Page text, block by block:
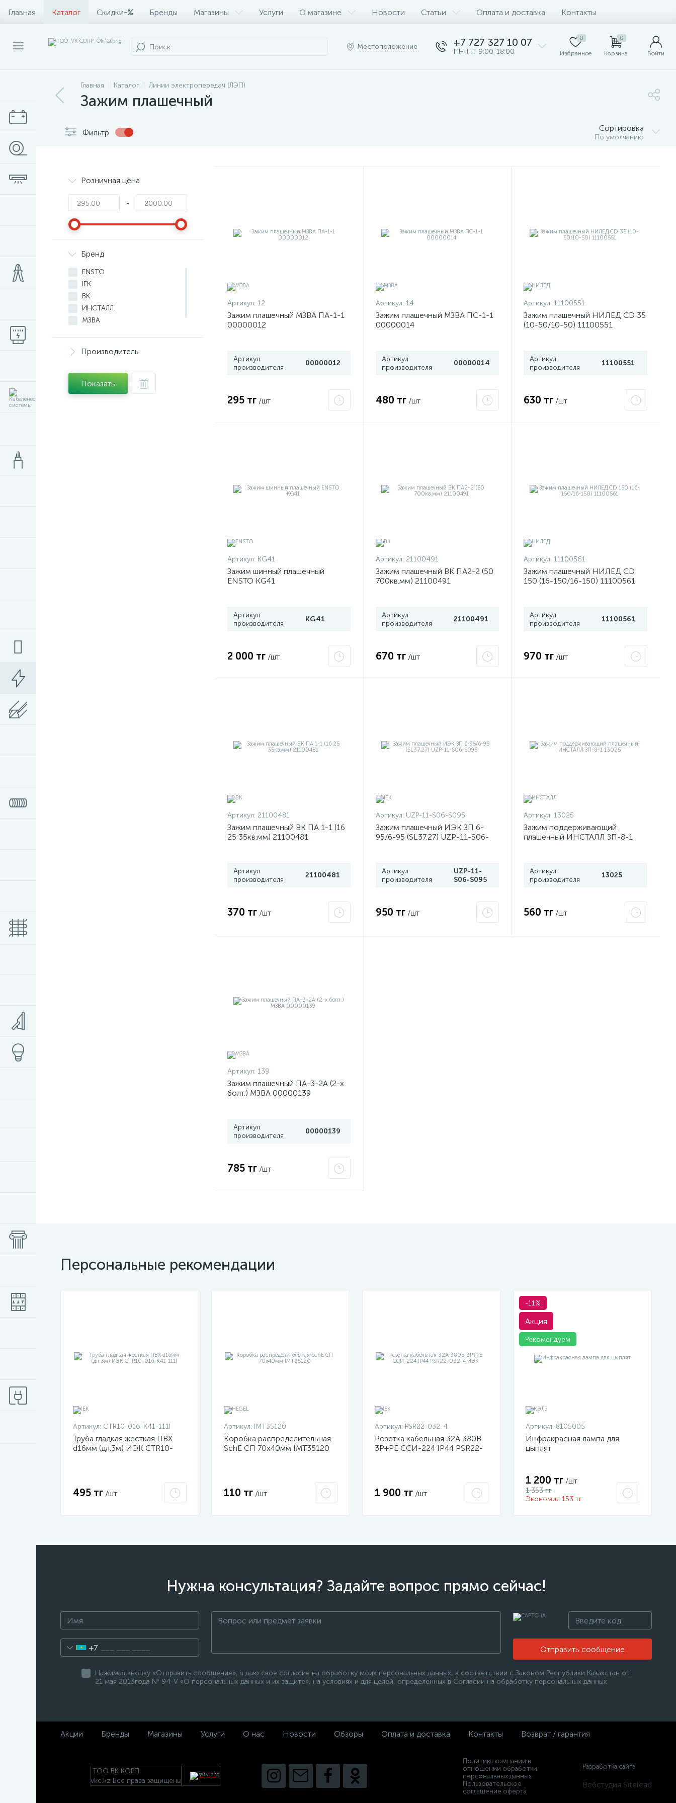
Главная Каталог Скидки-% Бренды Магазины Услуги О магазине Новости Статьи Оплата и доставка Контакты
Местоположение +7 727 327 10 07
ПН-ПТ 9:00-18:00
0
Избранное
0
Корзина Войти
Главная Каталог Линии электропередач (ЛЭП)
Зажим плашечный
Фильтр Сортировка
По умолчанию
Розничная цена
-
Бренд
ENSTO
IEK
ВК
ИНСТАЛЛ
МЗВА
Производитель
Показать
Артикул: 12
Зажим плашечный МЗВА ПА-1-1
00000012
Артикул
производителя
00000012
295 тг /шт
Артикул: 14
Зажим плашечный МЗВА ПС-1-1
00000014
Артикул
производителя
00000014
480 тг /шт
Артикул: 11100551
Зажим плашечный НИЛЕД CD 35
(10-50/10-50) 11100551
Артикул
производителя
11100551
630 тг /шт
Артикул: KG41
Зажим шинный плашечный
ENSTO KG41
Артикул
производителя
KG41
2 000 тг /шт
Артикул: 21100491
Зажим плашечный ВК ПА2-2 (50
700кв.мм) 21100491
Артикул
производителя
21100491
670 тг /шт
Артикул: 11100561
Зажим плашечный НИЛЕД CD
150 (16-150/16-150) 11100561
Артикул
производителя
11100561
970 тг /шт
Артикул: 21100481
Зажим плашечный ВК ПА 1-1 (16
25 35кв.мм) 21100481
Артикул
производителя
21100481
370 тг /шт
Артикул: UZP-11-S06-S095
Зажим плашечный ИЭК ЗП 6-
95/6-95 (SL37.27) UZP-11-S06-
Артикул
производителя
UZP-11-
S06-S095
950 тг /шт
Артикул: 13025
Зажим поддерживающий
плашечный ИНСТАЛЛ ЗП-8-1
Артикул
производителя
13025
560 тг /шт
Артикул: 139
Зажим плашечный ПА-3-2А (2-х
болт.) МЗВА 00000139
Артикул
производителя
00000139
785 тг /шт
Персональные рекомендации
Артикул: CTR10-016-K41-111I
Труба гладкая жесткая ПВХ
d16мм (дл.3м) ИЭК CTR10-
495 тг /шт
Артикул: IMT35120
Коробка распределительная
SchE СП 70х40мм IMT35120
110 тг /шт
Артикул: PSR22-032-4
Розетка кабельная 32А 380В
3P+PЕ ССИ-224 IP44 PSR22-
1 900 тг /шт
-11%
Акция
Рекомендуем
Артикул: 8105005
Инфракрасная лампа для
цыплят
1 200 тг /шт
1 353 тг
Экономия 153 тг
Нужна консультация? Задайте вопрос прямо сейчас!
+7 Отправить сообщение
Нажимая кнопку «Отправить сообщение», я даю свое согласие на обработку моих персональных данных, в соответствии с Законом Республики Казахстан от
21 мая 2013года № 94-V «О персональных данных и их защите», на условиях и для целей, определенных в Согласии на обработку персональных данных
Акции Бренды Магазины Услуги О нас Новости Обзоры Оплата и доставка Контакты Возврат / гарантия
ТОО ВК КОРП
vkc.kz Все права защищены
Политика компании в
отношении обработки
персональных данных
Пользовательское
соглашение оферта
Разработка сайта
Вебстудия Sitelead